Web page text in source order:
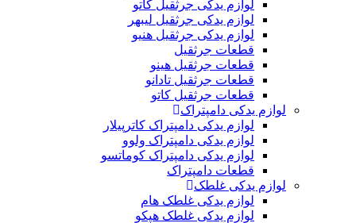
لوازم یدکی جرثقیل کاتو
لوازم یدکی جرثقیل لیبهر
لوازم یدکی جرثقیل هنیو
قطعات جرثقیل
قطعات جرثقیل هینو
قطعات جرثقیل تادانو
قطعات جرثقیل کاتو
لوازم یدکی دامپتراک
لوازم یدکی دامپتراک کاترپیلار
لوازم یدکی دامپتراک ولوو
لوازم یدکی دامپتراک کوماتسو
قطعات دامپتراک
لوازم یدکی غلطک
لوازم یدکی غلطک هام
لوازم یدکی غلطک هپکو